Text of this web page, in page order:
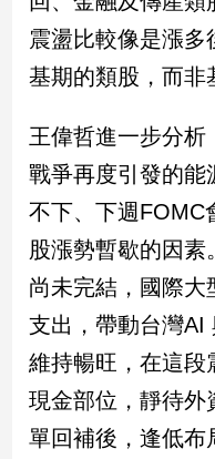
感
情
術
／
文
／
電
影
推
薦
技/
遊
戲
運
震盪比較像是漲
基期的類股，而非
王偉哲進一步分析
戰爭再度引發的能
不下、下週FOMC
股漲勢暫歇的因
尚未完結，國際大
支出，帶動台灣AI
維持暢旺，在這段
現金部位，靜待外
單回補後，逢低布